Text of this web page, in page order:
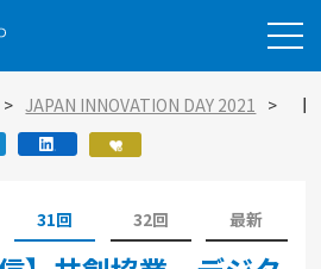
JAPAN INNOVATION DAY 2021
31回 32回 最新